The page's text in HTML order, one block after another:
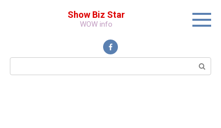
Show Biz Star
WOW info
Поиск: